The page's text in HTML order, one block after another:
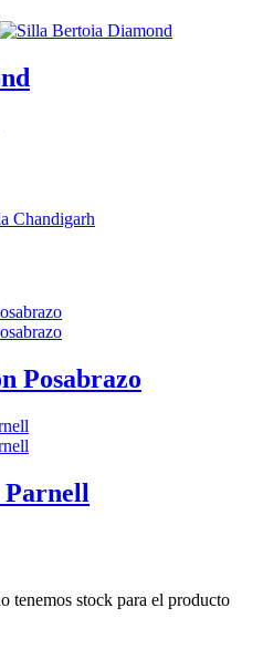
Posabrazo
Parnell
tenemos stock para el producto